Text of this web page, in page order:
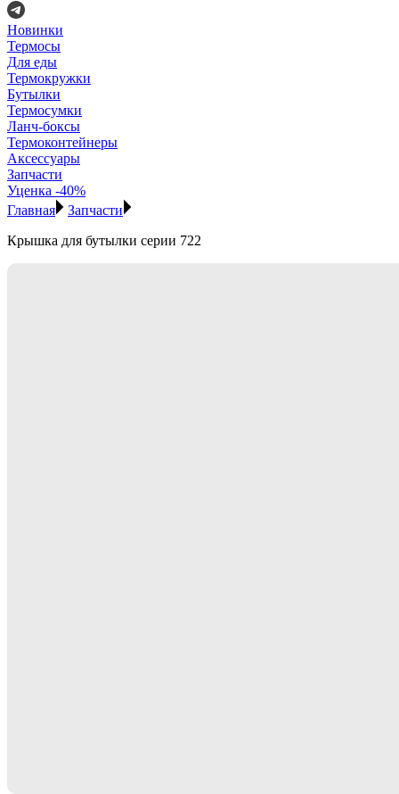
Новинки
Термосы
Для еды
Термокружки
Бутылки
Термосумки
Ланч-боксы
Термоконтейнеры
Аксессуары
Запчасти
Уценка -40%
Главная
Запчасти
Крышка для бутылки серии 722